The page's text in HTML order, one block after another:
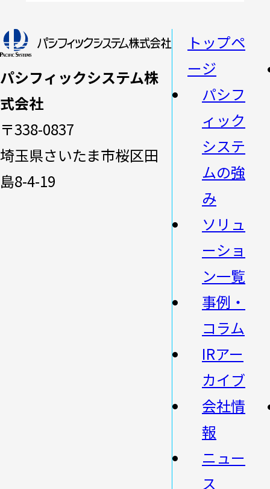
パシフィックシステム株
式会社
〒338-0837
埼玉県さいたま市桜区田
島8-4-19
トップペ
ージ
パシフ
ィック
システ
ムの強
み
ソリュ
ーショ
ン一覧
事例・
コラム
IRアー
カイブ
会社情
報
ニュー
ス